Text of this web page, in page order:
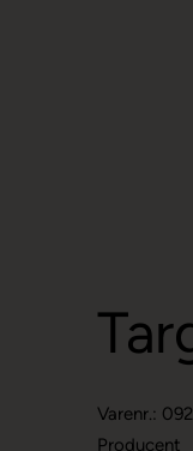
Varenr.:
Producent